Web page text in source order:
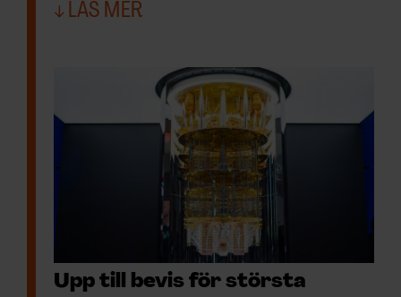
LÄS MER
Upp till bevis för största